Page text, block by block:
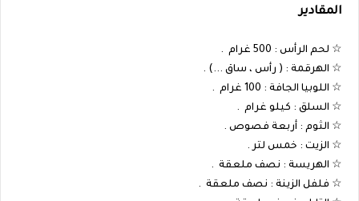
المقادير
☆ لحم الرأس : 500 غرام .
☆ الهرقمة : ( رأس ، ساق ...) .
☆ اللوبيا الجافة : 100 غرام .
☆ السلق : كيلو غرام .
☆ الثوم : أربعة فصوص .
☆ الزيت : خمس لتر .
☆ الهريسة : نصف ملعقة .
☆ فلفل الزينة : نصف ملعقة .